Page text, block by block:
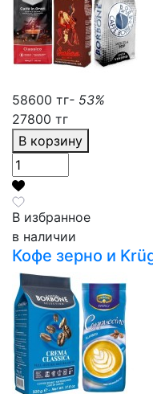
58600 тг- 53%
27800 тг
В корзину
В избранное
в наличии
Кофе зерно и